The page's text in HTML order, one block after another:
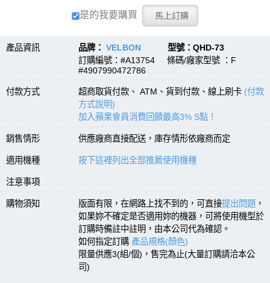
是的我要購買
產品資訊 品牌： VELBON 型號：QHD-73
訂購編號：#A13754 條碼/廠家型號 ：F
#4907990472786
付款方式 超商取貨付款、 ATM、貨到付款、線上刷卡 (付款
方式說明)
加入蘋果會員消費回饋最高3% S點！
銷售情形 供應廠商直接配送，庫存情形依廠商而定
適用機種 按下這裡列出全部推薦使用機種
注意事項
購物須知 版面有限，在網路上找不到的，可直接提出問題 ，
如果妳不確定是否適用妳的機器，可將使用機型於
訂購時備註中註明，由本公司代為確認。
如何指定訂購 產品規格(顏色)
限量供應3(組/個)，售完為止(大量訂購請洽本公
司)